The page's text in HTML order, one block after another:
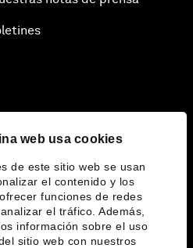
web usa cookies
de este sitio web se usan
el contenido y los
funciones de redes
el tráfico. Además,
información sobre el uso
sitio web con nuestros